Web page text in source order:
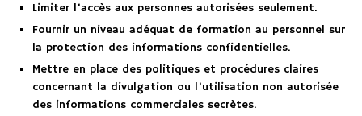
Limiter l’accès aux personnes autorisées seulement.
Fournir un niveau adéquat de formation au personnel sur
la protection des informations confidentielles.
Mettre en place des politiques et procédures claires
concernant la divulgation ou l’utilisation non autorisée
des informations commerciales secrètes.